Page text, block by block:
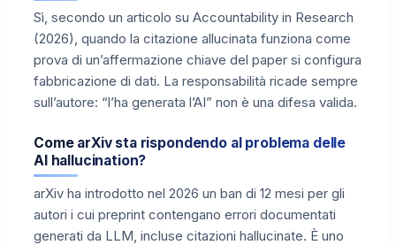
Sì, secondo un articolo su Accountability in Research
(2026), quando la citazione allucinata funziona come
prova di un’affermazione chiave del paper si configura
fabbricazione di dati. La responsabilità ricade sempre
sull’autore: “l’ha generata l’AI” non è una difesa valida.
Come arXiv sta rispondendo al problema delle
AI hallucination?
arXiv ha introdotto nel 2026 un ban di 12 mesi per gli
autori i cui preprint contengano errori documentati
generati da LLM, incluse citazioni hallucinate. È uno